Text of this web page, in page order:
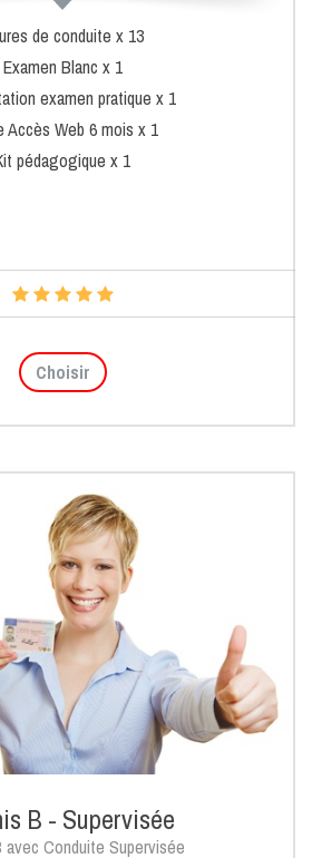
de conduite x 13
Examen Blanc x 1
examen pratique x 1
Accès Web 6 mois x 1
pédagogique x 1
Choisir
B - Supervisée
avec Conduite Supervisée